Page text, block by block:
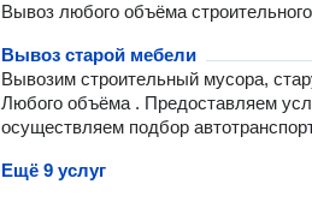
Вывоз любого объёма
Вывоз старой мебели
Вывозим строительный мусора,
Любого объёма . Предоставляем
осуществляем подбор
Ещё 9 услуг